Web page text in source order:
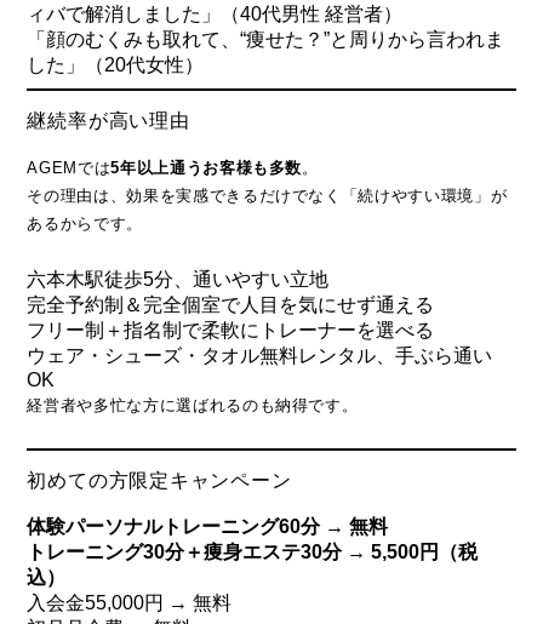
ィバで解消しました」（40代男性 経営者）
「顔のむくみも取れて、“痩せた？”と周りから言われま
した」（20代女性）
継続率が高い理由
AGEMでは5年以上通うお客様も多数 。
その理由は、効果を実感できるだけでなく「続けやすい環境」が
あるからです。
六本木駅徒歩5分、通いやすい立地
完全予約制＆完全個室で人目を気にせず通える
フリー制＋指名制で柔軟にトレーナーを選べる
ウェア・シューズ・タオル無料レンタル、手ぶら通い
OK
経営者や多忙な方に選ばれるのも納得です。
初めての方限定キャンペーン
体験パーソナルトレーニング60分 → 無料
トレーニング30分＋痩身エステ30分 → 5,500円（税
込）
入会金55,000円 → 無料